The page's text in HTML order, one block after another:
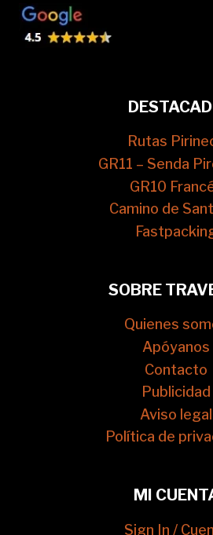
Rutas
GR11 – Senda
GR10
Camino de
SOBRE
Quienes
Apóyanos
Contacto
Publicidad
Aviso legal
Política de
MI
Sign In /